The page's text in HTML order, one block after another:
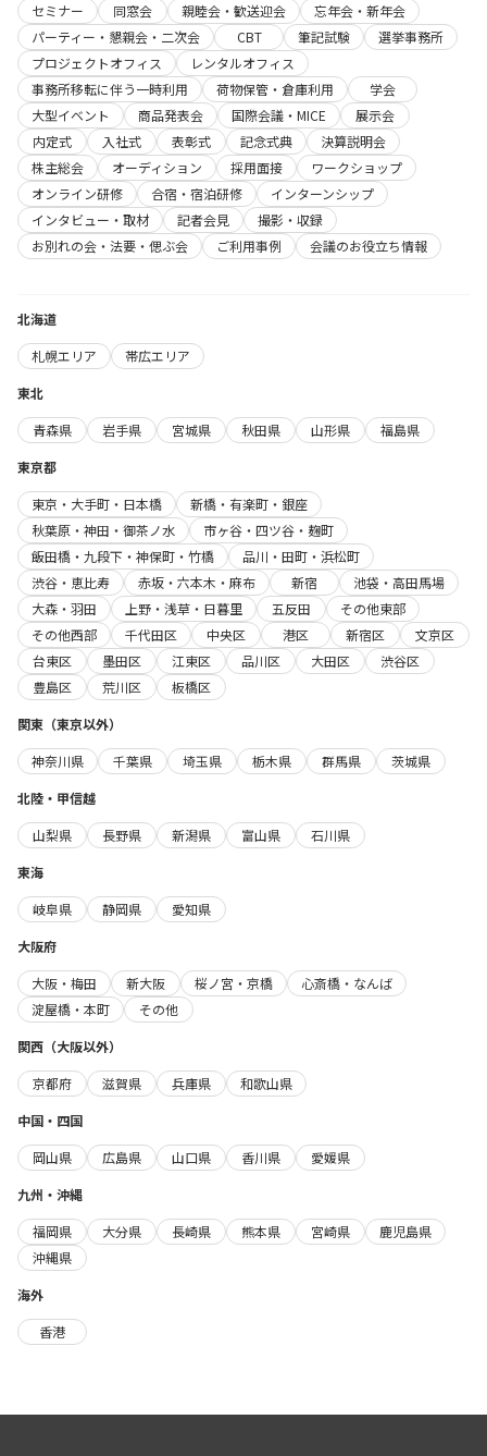
セミナー
同窓会 親睦会・歓送迎会
忘年会・新年会
パーティー・懇親会・二次会
CBT 筆記試験
選挙事務所
プロジェクトオフィス
レンタルオフィス
事務所移転に伴う一時利用
荷物保管・倉庫利用
学会
大型イベント
商品発表会 国際会議・MICE
展示会
内定式
入社式 表彰式 記念式典
決算説明会
株主総会
オーディション 採用面接
ワークショップ
オンライン研修
合宿・宿泊研修
インターンシップ
インタビュー・取材
記者会見
撮影・収録
お別れの会・法要・偲ぶ会
ご利用事例 会議のお役立ち情報
北海道
札幌エリア
帯広エリア
東北
青森県
岩手県 宮城県 秋田県 山形県
福島県
東京都
東京・大手町・日本橋
新橋・有楽町・銀座
秋葉原・神田・御茶ノ水
市ヶ谷・四ツ谷・麹町
飯田橋・九段下・神保町・竹橋
品川・田町・浜松町
渋谷・恵比寿
赤坂・六本木・麻布 新宿
池袋・高田馬場
大森・羽田
上野・浅草・日暮里 五反田
その他東部
その他西部
千代田区 中央区 港区 新宿区
文京区
台東区
墨田区 江東区 品川区 大田区
渋谷区
豊島区
荒川区
板橋区
関東（東京以外）
神奈川県
千葉県 埼玉県 栃木県 群馬県
茨城県
北陸・甲信越
山梨県
長野県 新潟県 富山県
石川県
東海
岐阜県
静岡県
愛知県
大阪府
大阪・梅田
新大阪 桜ノ宮・京橋
心斎橋・なんば
淀屋橋・本町
その他
関西（大阪以外）
京都府
滋賀県 兵庫県
和歌山県
中国・四国
岡山県
広島県 山口県 香川県
愛媛県
九州・沖縄
福岡県
大分県 長崎県 熊本県 宮崎県
鹿児島県
沖縄県
海外
香港